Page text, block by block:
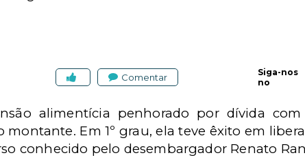
Comentar
Siga-nos
no
alimentícia penhorado por dívida
Em 1º grau, ela teve êxito em
conhecido pelo desembargador Renato